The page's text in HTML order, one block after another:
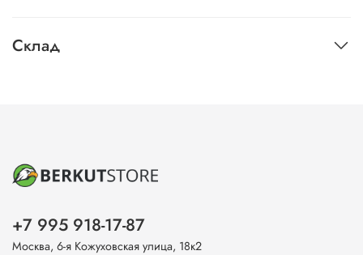
Склад
+7 995 918-17-87
Москва, 6-я Кожуховская улица, 18к2